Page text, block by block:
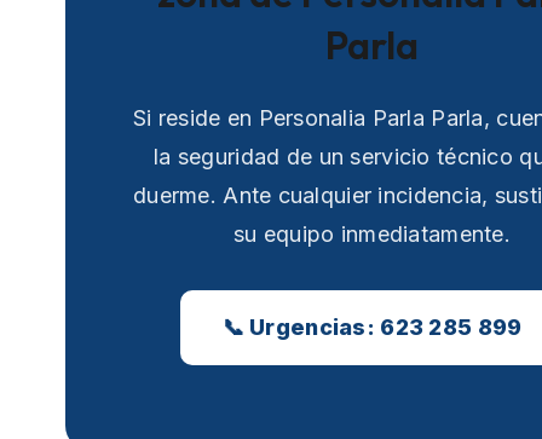
Parla
Si reside en Personalia Parla Parla,
la seguridad de un servicio técnico
duerme. Ante cualquier incidencia,
su equipo inmediatamente.
📞 Urgencias: 623 285 899